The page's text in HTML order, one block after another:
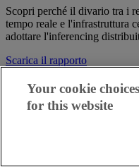
Scopri perché il divario tra i
tempo reale e l'infrastruttura
adottare l'inferencing
Scarica il rapporto
Novità
Your cookie
for this website